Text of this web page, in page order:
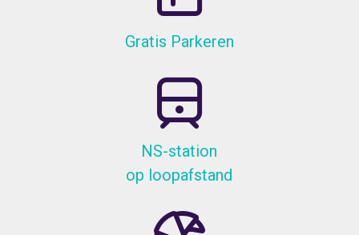
Gratis Parkeren
NS-station
op loopafstand